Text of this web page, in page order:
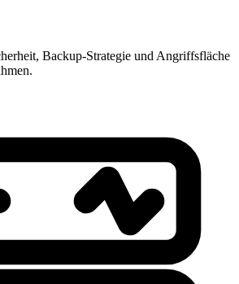
Backup-Strategie und Angriffsfläche